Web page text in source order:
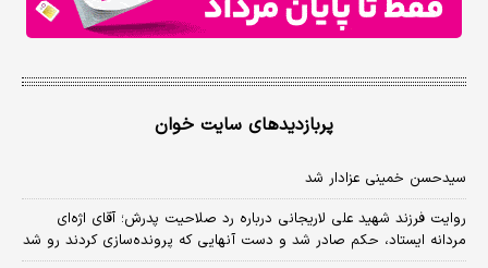
پربازدیدهای سایت خوان
سیدحسن خمینی عزادار شد
روایت فرزند شهید علی لاریجانی درباره رد صلاحیت پدرش؛ آقای اژه‌ای
مردانه ایستاد، حکم صادر شد و دست آنهایی که پرونده‌سازی کردند رو شد